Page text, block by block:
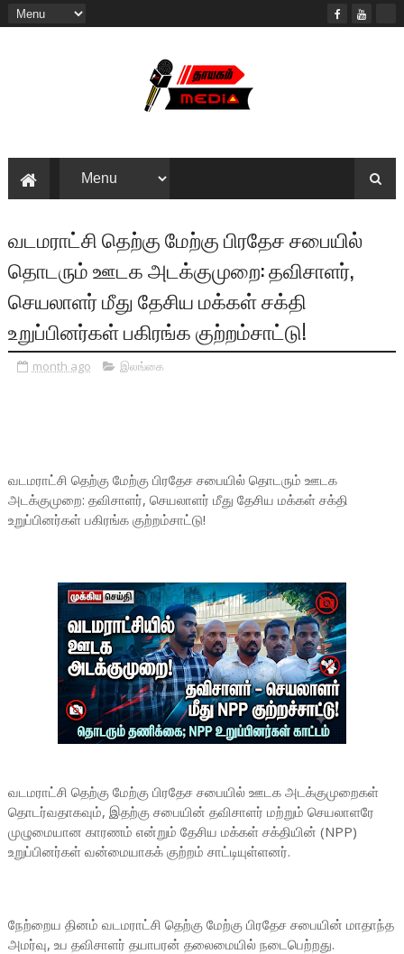
வடமராட்சி தெற்கு மேற்கு பிரதேச சபையில்
தொடரும் ஊடக அடக்குமுறை: தவிசாளர்,
செயலாளர் மீது தேசிய மக்கள் சக்தி
உறுப்பினர்கள் பகிரங்க குற்றம்சாட்டு!
month ago இலங்கை
வடமராட்சி தெற்கு மேற்கு பிரதேச சபையில் தொடரும் ஊடக
அடக்குமுறை: தவிசாளர், செயலாளர் மீது தேசிய மக்கள் சக்தி
உறுப்பினர்கள் பகிரங்க குற்றம்சாட்டு!
வடமராட்சி தெற்கு மேற்கு பிரதேச சபையில் ஊடக அடக்குமுறைகள்
தொடர்வதாகவும், இதற்கு சபையின் தவிசாளர் மற்றும் செயலாளரே
முழுமையான காரணம் என்றும் தேசிய மக்கள் சக்தியின் (NPP)
உறுப்பினர்கள் வன்மையாகக் குற்றம் சாட்டியுள்ளனர்.
நேற்றைய தினம் வடமராட்சி தெற்கு மேற்கு பிரதேச சபையின் மாதாந்த
அமர்வு, உப தவிசாளர் தயாபரன் தலைமையில் நடைபெற்றது.